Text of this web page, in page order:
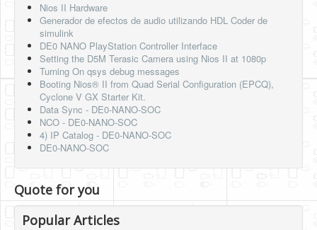
Nios II Hardware
Generador de efectos de audio utilizando HDL Coder de
simulink
DE0 NANO PlayStation Controller Interface
Setting the D5M Terasic Camera using Nios II at 1080p
Turning On qsys debug messages
Booting Nios® II from Quad Serial Configuration (EPCQ),
Cyclone V GX Starter Kit.
Data Sync - DE0-NANO-SOC
NCO - DE0-NANO-SOC
4) IP Catalog - DE0-NANO-SOC
DE0-NANO-SOC
Quote for you
Popular Articles